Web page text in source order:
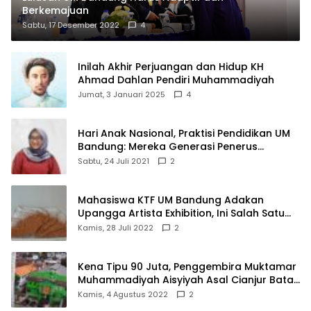
Berkemajuan
Sabtu, 17 Desember 2022 4
Inilah Akhir Perjuangan dan Hidup KH
Ahmad Dahlan Pendiri Muhammadiyah
Jumat, 3 Januari 2025 4
Hari Anak Nasional, Praktisi Pendidikan UM
Bandung: Mereka Generasi Penerus
Bangsa
Sabtu, 24 Juli 2021 2
Mahasiswa KTF UM Bandung Adakan
Upangga Artista Exhibition, Ini Salah Satu
Karyanya
Kamis, 28 Juli 2022 2
Kena Tipu 90 Juta, Penggembira Muktamar
Muhammadiyah Aisyiyah Asal Cianjur Batal
ke Solo
Kamis, 4 Agustus 2022 2